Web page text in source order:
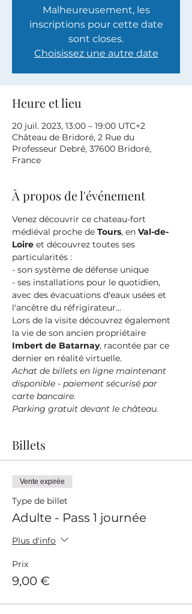
Malheureusement, les
inscriptions pour cette date
sont closes.
Choisissez une autre date
Heure et lieu
20 juil. 2023, 13:00 – 19:00 UTC+2
Château de Bridoré, 2 Rue du
Professeur Debré, 37600 Bridoré,
France
À propos de l'événement
Venez découvrir ce chateau-fort
médiéval proche de Tours, en Val-de-
Loire et découvrez toutes ses
particularités :
- son système de défense unique
- ses installations pour le quotidien,
avec des évacuations d'eaux usées et
l'ancêtre du réfrigirateur...
Lors de la visite découvrez également
la vie de son ancien propriétaire
Imbert de Batarnay, racontée par ce
dernier en réalité virtuelle.
Achat de billets en ligne maintenant
disponible - paiement sécurisé par
carte bancaire.
Parking gratuit devant le château.
Billets
Vente expirée
Type de billet
Adulte - Pass 1 journée
Plus d'info
Prix
9,00 €